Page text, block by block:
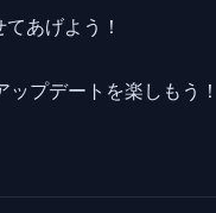
あげよう！
プデートを楽しもう！